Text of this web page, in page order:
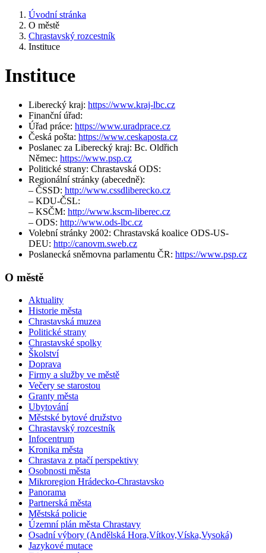
Úvodní stránka
O městě
Chrastavský rozcestník
Instituce
Instituce
Liberecký kraj: https://www.kraj-lbc.cz
Finanční úřad:
Úřad práce: https://www.uradprace.cz
Česká pošta: https://www.ceskaposta.cz
Poslanec za Liberecký kraj: Bc. Oldřich
Němec: https://www.psp.cz
Politické strany: Chrastavská ODS:
Regionální stránky (abecedně):
– ČSSD: http://www.cssdliberecko.cz
– KDU-ČSL:
– KSČM: http://www.kscm-liberec.cz
– ODS: http://www.ods-lbc.cz
Volební stránky 2002: Chrastavská koalice ODS-US-
DEU: http://canovm.sweb.cz
Poslanecká sněmovna parlamentu ČR: https://www.psp.cz
O městě
Aktuality
Historie města
Chrastavská muzea
Politické strany
Chrastavské spolky
Školství
Doprava
Firmy a služby ve městě
Večery se starostou
Granty města
Ubytování
Městské bytové družstvo
Chrastavský rozcestník
Infocentrum
Kronika města
Chrastava z ptačí perspektivy
Osobnosti města
Mikroregion Hrádecko-Chrastavsko
Panorama
Partnerská města
Městská policie
Územní plán města Chrastavy
Osadní výbory (Andělská Hora,Vítkov,Víska,Vysoká)
Jazykové mutace